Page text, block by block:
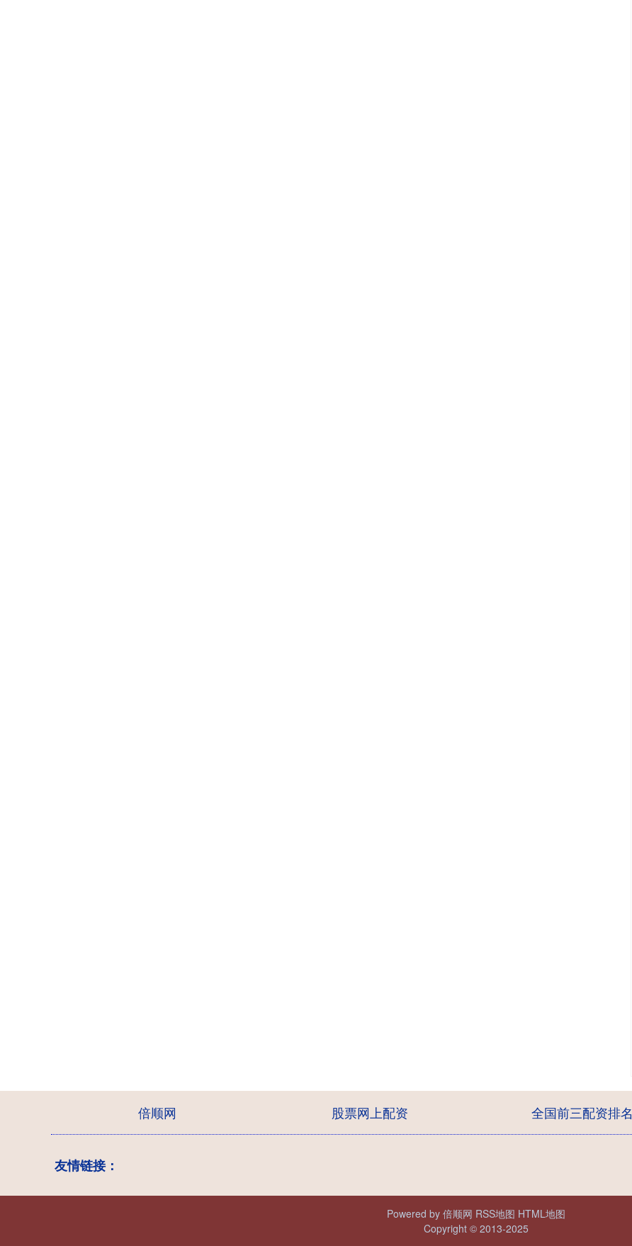
倍顺网 股票网上配资 全国前三配资排名
友情链接：
Powered by 倍顺网 RSS地图 HTML地图
Copyright © 2013-2025